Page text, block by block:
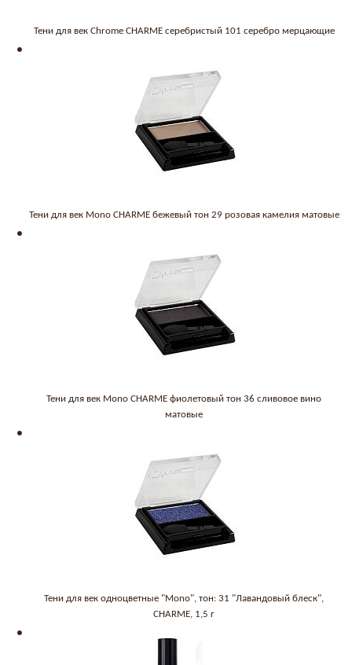
Тени для век Chrome CHARME серебристый 101 серебро мерцающие
Тени для век Mono CHARME бежевый тон 29 розовая камелия матовые
Тени для век Mono CHARME фиолетовый тон 36 сливовое вино
матовые
Тени для век одноцветные "Mono", тон: 31 "Лавандовый блеск",
CHARME, 1,5 г